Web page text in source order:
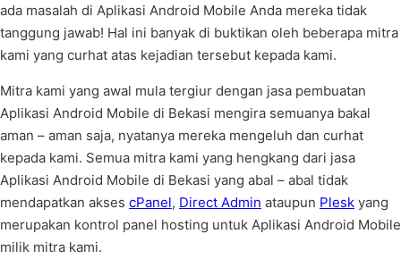
ada masalah di Aplikasi Android Mobile Anda mereka tidak
tanggung jawab! Hal ini banyak di buktikan oleh beberapa mitra
kami yang curhat atas kejadian tersebut kepada kami.
Mitra kami yang awal mula tergiur dengan jasa pembuatan
Aplikasi Android Mobile di Bekasi mengira semuanya bakal
aman – aman saja, nyatanya mereka mengeluh dan curhat
kepada kami. Semua mitra kami yang hengkang dari jasa
Aplikasi Android Mobile di Bekasi yang abal – abal tidak
mendapatkan akses cPanel, Direct Admin ataupun Plesk yang
merupakan kontrol panel hosting untuk Aplikasi Android Mobile
milik mitra kami.